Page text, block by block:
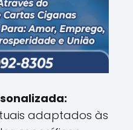
adaptados às